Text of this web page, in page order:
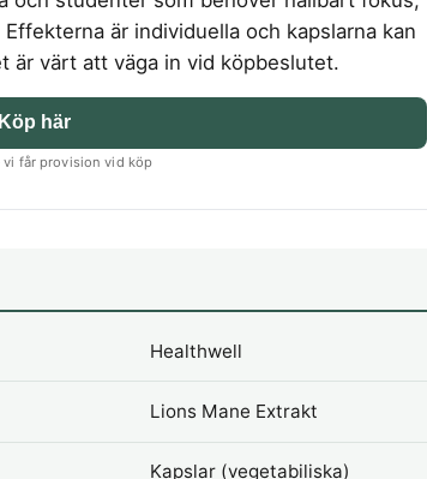
är individuella och kapslarna kan
är värt att väga in vid köpbeslutet.
Köp här
vi får provision vid köp
Healthwell
Lions Mane Extrakt
Kapslar (vegetabiliska)